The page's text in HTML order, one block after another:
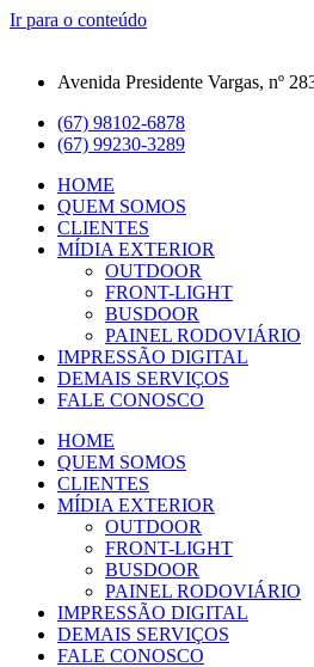
Ir para o conteúdo
Avenida Presidente Vargas, nº
(67) 98102-6878
(67) 99230-3289
HOME
QUEM SOMOS
CLIENTES
MÍDIA EXTERIOR
OUTDOOR
FRONT-LIGHT
BUSDOOR
PAINEL RODOVIÁRIO
IMPRESSÃO DIGITAL
DEMAIS SERVIÇOS
FALE CONOSCO
HOME
QUEM SOMOS
CLIENTES
MÍDIA EXTERIOR
OUTDOOR
FRONT-LIGHT
BUSDOOR
PAINEL RODOVIÁRIO
IMPRESSÃO DIGITAL
DEMAIS SERVIÇOS
FALE CONOSCO